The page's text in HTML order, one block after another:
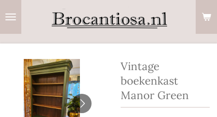
hoofdinhoud
Vintage
boekenkast
Manor Green